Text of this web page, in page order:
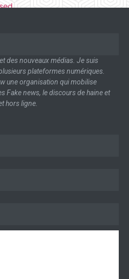
des nouveaux médias. Je suis
plateformes numériques.
une organisation qui mobilise
Fake news, le discours de haine et
hors ligne.